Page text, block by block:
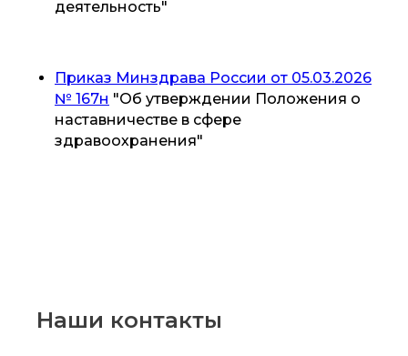
деятельность"
Приказ Минздрава России от 05.03.2026
№ 167н "Об утверждении Положения о
наставничестве в сфере
здравоохранения"
Наши контакты